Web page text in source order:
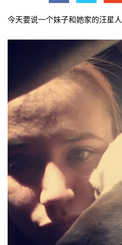
今天要说一个妹子和她家的汪星人